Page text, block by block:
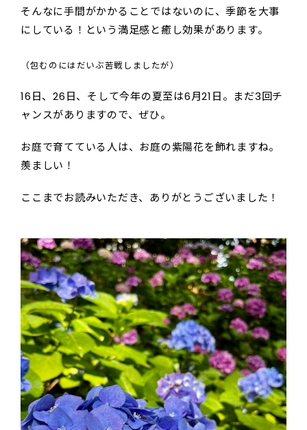
そんなに手間がかかることではないのに、季節を大事
にしている！という満足感と癒し効果があります。
（包むのにはだいぶ苦戦しましたが）
16日、26日、そして今年の夏至は6月21日。まだ3回チ
ャンスがありますので、ぜひ。
お庭で育てている人は、お庭の紫陽花を飾れますね。
羨ましい！
ここまでお読みいただき、ありがとうございました！